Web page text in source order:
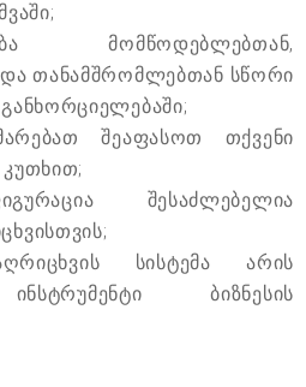
მომწოდებლებთან,
თანამშრომლებთან სწორი
შეაფასოთ თქვენი
კუთხით;
შესაძლებელია
სისტემა არის
ბიზნესის